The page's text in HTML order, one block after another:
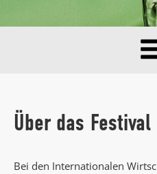
Über das Festival
Bei den Internationalen